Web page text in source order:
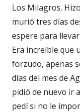
Los Milagros.
murió tres días
espere para
Era increíble que
forzudo, apenas
días del mes de
pidió de nuevo ir
pedí si no le